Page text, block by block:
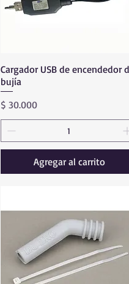
Vista rápida
Cargador USB de encendedor
bujía
Precio
$ 30.000
Agregar al carrito